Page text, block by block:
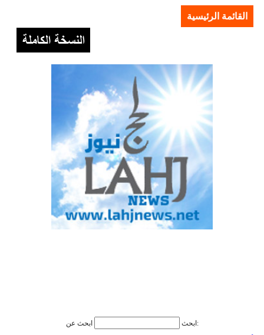
القائمة الرئيسية
ابحث ابحث عن: